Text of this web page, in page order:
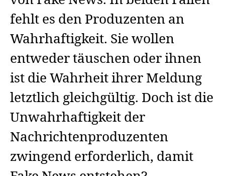
fehlt es den Produzenten an
Wahrhaftigkeit. Sie wollen
entweder täuschen oder ihnen
ist die Wahrheit ihrer Meldung
letztlich gleichgültig. Doch ist die
Unwahrhaftigkeit der
Nachrichtenproduzenten
zwingend erforderlich, damit